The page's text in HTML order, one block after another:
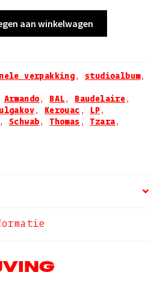
aan winkelwagen
verpakking , studioalbum,
Armando , BAL , Baudelaire ,
, Kerouac , LP ,
, Schwab , Thomas , Tzara ,